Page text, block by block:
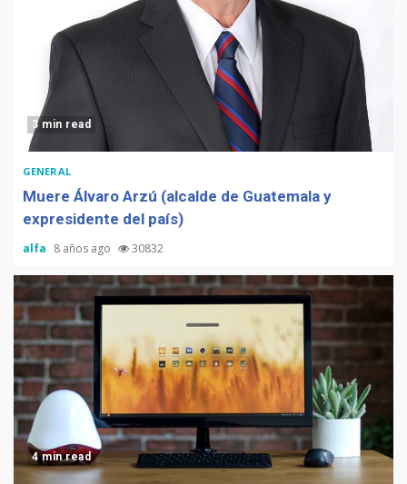
3 min read
GENERAL
Muere Álvaro Arzú (alcalde de Guatemala y
expresidente del país)
alfa 8 años ago 30832
4 min read